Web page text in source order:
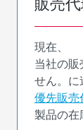
現在、
当社の
せん。に
優先販売
製品の在